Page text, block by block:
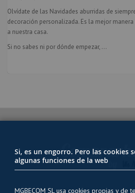
Olvídate de las Navidades aburridas de
decoración personalizada. Es la mejor
a nuestra casa.
Si no sabes ni por dónde empezar, ...
Si, es un engorro. Pero las cookies
algunas funciones de la web
MGBECOM SL usa cookies propias y de